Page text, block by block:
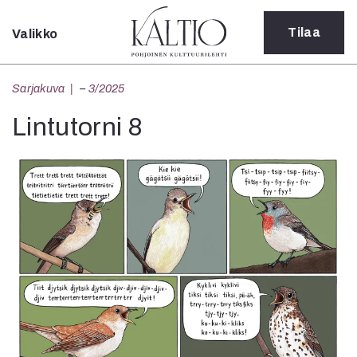
Sulje
Verkkoartikkeli
Tanssi
Sarjakuva
Sámegillii
Pääkirjoitus
Paperilehdestä
Oulu2026
Näyttelyt
Musiikki
Levyt
Kuvataide
Valikko Tilaa
Sarjakuva –3/2025
Lintutorni 8